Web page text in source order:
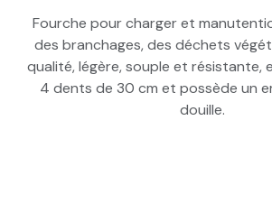
Fourche pour charger et
des branchages, des déchets
qualité, légère, souple et résistante,
4 dents de 30 cm et possède un
douille.